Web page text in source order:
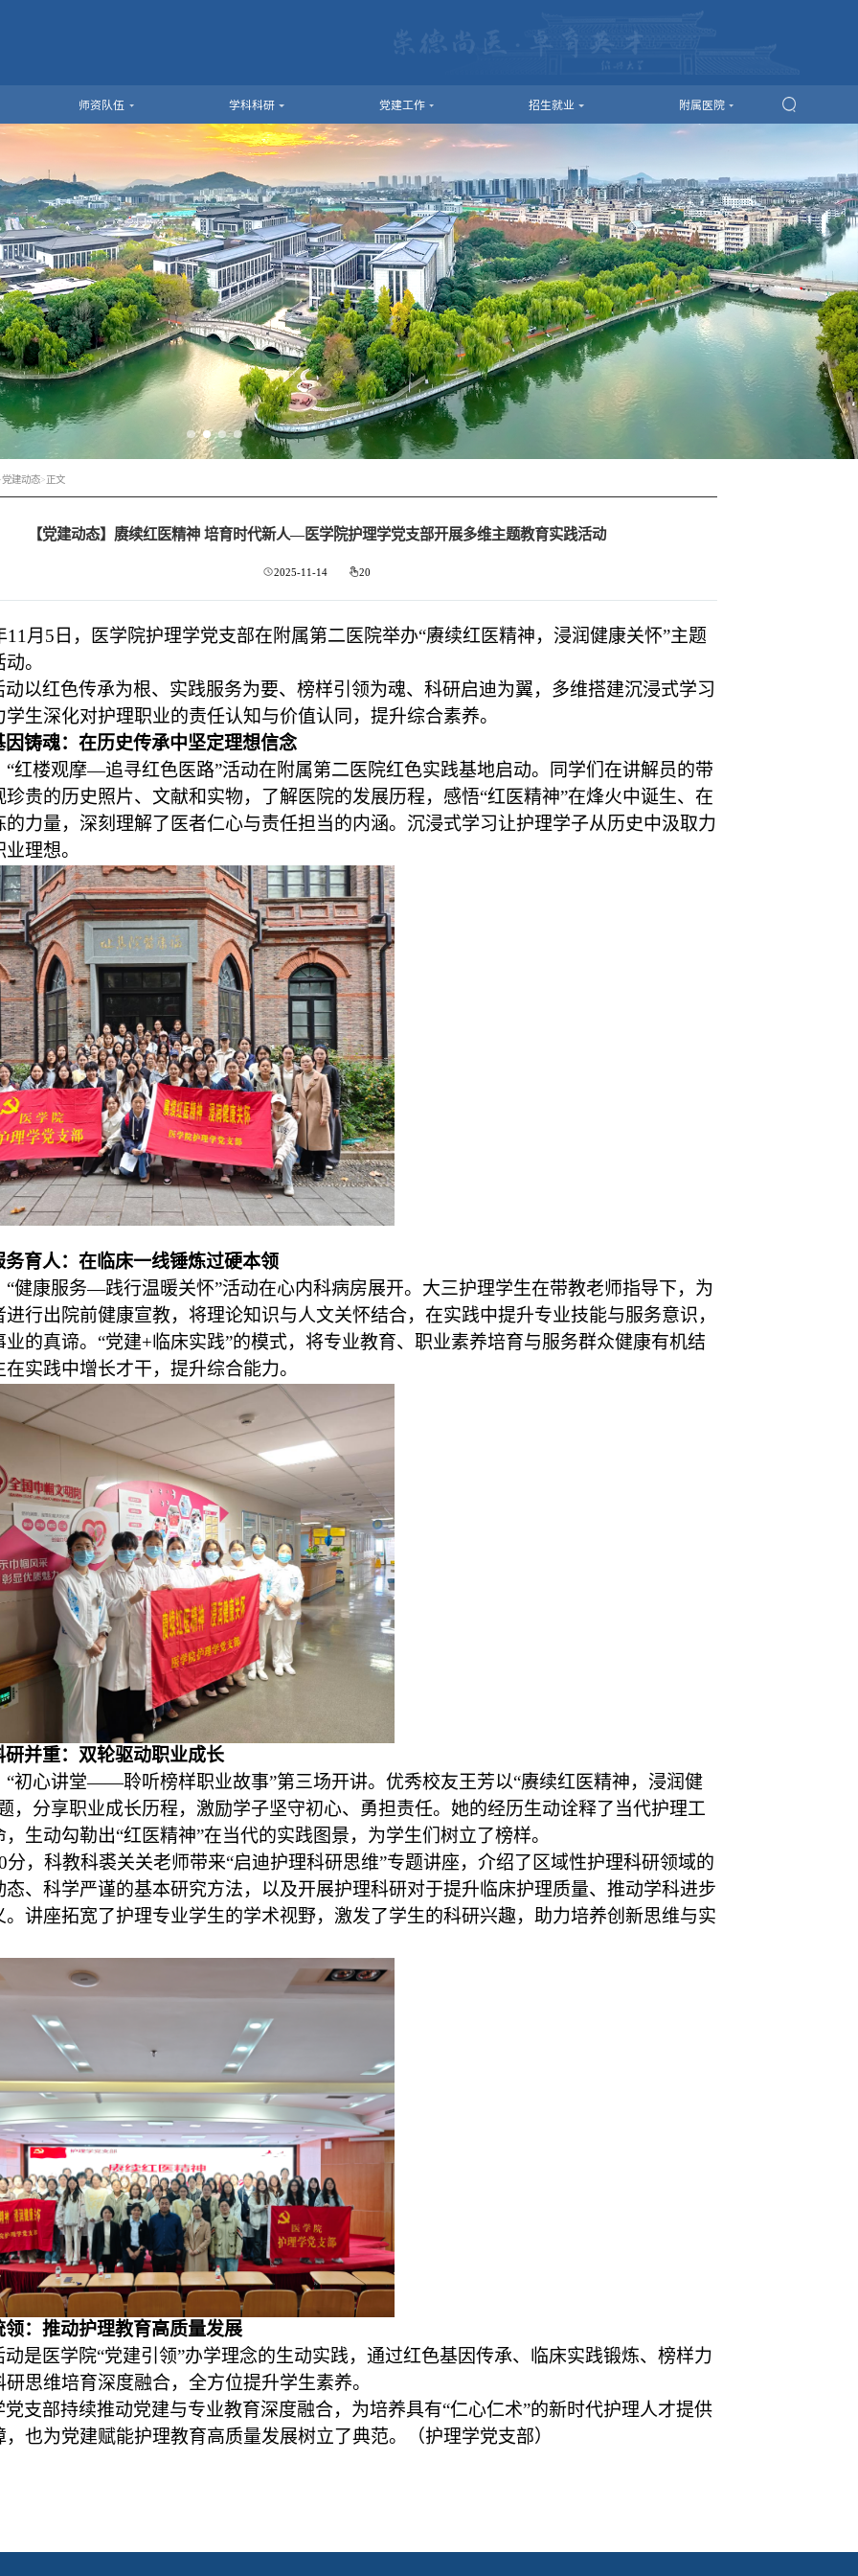
师资队伍 学科科研 党建工作 招生就业 附属医院
党建动态>正文
【党建动态】赓续红医精神 培育时代新人—医学院护理学党支部开展多维主题教育实践活动
2025-11-14 20
11月5日，医学院护理学党支部在附属第二医院举办“赓续红医精神，浸润健康关怀”主题
。
动以红色传承为根、实践服务为要、榜样引领为魂、科研启迪为翼，多维搭建沉浸式学习
学生深化对护理职业的责任认知与价值认同，提升综合素养。
因铸魂：在历史传承中坚定理想信念
“红楼观摩—追寻红色医路”活动在附属第二医院红色实践基地启动。同学们在讲解员的带
珍贵的历史照片、文献和实物，了解医院的发展历程，感悟“红医精神”在烽火中诞生、在
的力量，深刻理解了医者仁心与责任担当的内涵。沉浸式学习让护理学子从历史中汲取力
理想。
务育人：在临床一线锤炼过硬本领
“健康服务—践行温暖关怀”活动在心内科病房展开。大三护理学生在带教老师指导下，为
进行出院前健康宣教，将理论知识与人文关怀结合，在实践中提升专业技能与服务意识，
业的真谛。“党建+临床实践”的模式，将专业教育、职业素养培育与服务群众健康有机结
实践中增长才干，提升综合能力。
研并重：双轮驱动职业成长
“初心讲堂——聆听榜样职业故事”第三场开讲。优秀校友王芳以“赓续红医精神，浸润健
，分享职业成长历程，激励学子坚守初心、勇担责任。她的经历生动诠释了当代护理工
生动勾勒出“红医精神”在当代的实践图景， 为学生们树立了榜样。
分，科教科裘关关老师带来“启迪护理科研思维”专题讲座，介绍了区域性护理科研领域的
态、科学严谨的基本研究方法，以及开展护理科研对于提升临床护理质量、推动学科进步
。讲座拓宽了护理专业学生的学术视野， 激发了学生的科研兴趣，助力培养创新思维与实
领：推动护理教育高质量发展
动是医学院“党建引领”办学理念的生动实践，通过红色基因传承、临床实践锻炼、榜样力
研思维培育深度融合，全方位提升学生素养。
党支部持续推动党建与专业教育深度融合，为培养具有“仁心仁术”的新时代护理人才提供
，也为党建赋能护理教育高质量发展树立了典范。（护理学党支部）